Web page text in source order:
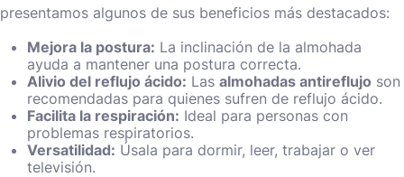
presentamos algunos de sus beneficios más destacados:
Mejora la postura: La inclinación de la almohada
ayuda a mantener una postura correcta.
Alivio del reflujo ácido: Las almohadas antireflujo son
recomendadas para quienes sufren de reflujo ácido.
Facilita la respiración: Ideal para personas con
problemas respiratorios.
Versatilidad: Úsala para dormir, leer, trabajar o ver
televisión.